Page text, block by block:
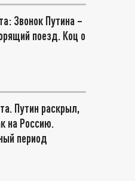
Звонок Путина –
поезд. Коц о
Путин раскрыл,
на Россию.
период